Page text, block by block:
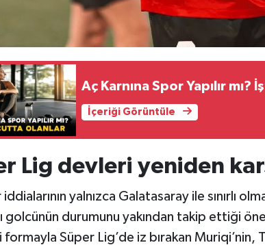
Aç Karnına Spor Yapılır
İçeriği Görüntüle
Lig devleri yeniden
yalnızca Galatasaray ile sınırlı
golcünün durumunu yakından takip ettiği
formayla Süper Lig’de iz bırakan Muriqi’nin,